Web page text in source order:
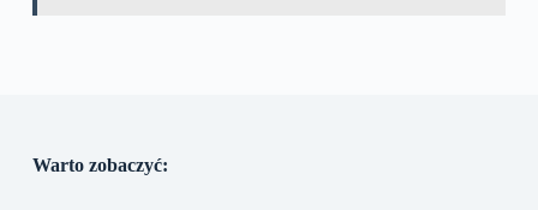
Warto zobaczyć: